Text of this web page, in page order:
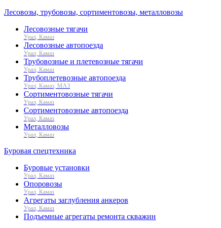
Лесовозы, трубовозы, сортиментовозы, металловозы
Лесовозные тягачи
Урал, Камаз
Лесовозные автопоезда
Урал, Камаз
Трубовозные и плетевозные тягачи
Урал, Камаз
Трубоплетевозные автопоезда
Урал, Камаз, МАЗ
Сортиментовозные тягачи
Урал, Камаз
Сортиментовозные автопоезда
Урал, Камаз
Металловозы
Урал, Камаз
Буровая спецтехника
Буровые установки
Урал, Камаз
Опоровозы
Урал, Камаз
Агрегаты заглубления анкеров
Урал, Камаз
Подъемные агрегаты ремонта скважин